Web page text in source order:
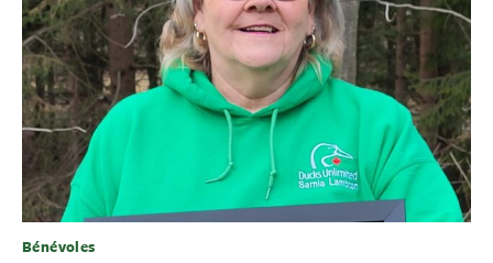
Bénévoles